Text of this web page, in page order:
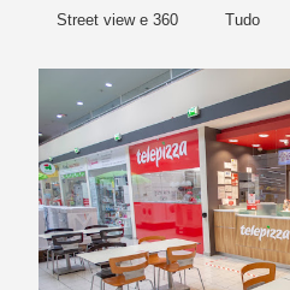
Street view e 360 Tudo